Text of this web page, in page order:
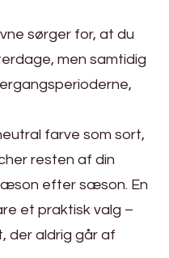
sørger for, at du
men samtidig
farve som sort,
resten af din
efter sæson. En
et praktisk valg –
der aldrig går af